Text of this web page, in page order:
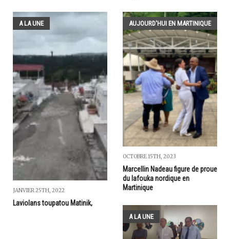
A LA UNE
JANVIER 25TH, 2022
Laviolans toupatou Matinik,
AUJOURD'HUI EN MARTINIQUE
OCTOBRE 15TH, 2023
Marcellin Nadeau figure de proue
du lafouka nordique en
Martinique
A LA UNE